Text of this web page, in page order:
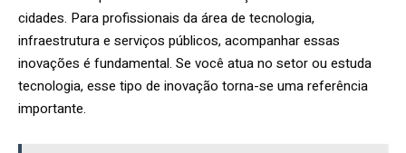
cidades. Para profissionais da área de tecnologia,
infraestrutura e serviços públicos, acompanhar essas
inovações é fundamental. Se você atua no setor ou estuda
tecnologia, esse tipo de inovação torna-se uma referência
importante.